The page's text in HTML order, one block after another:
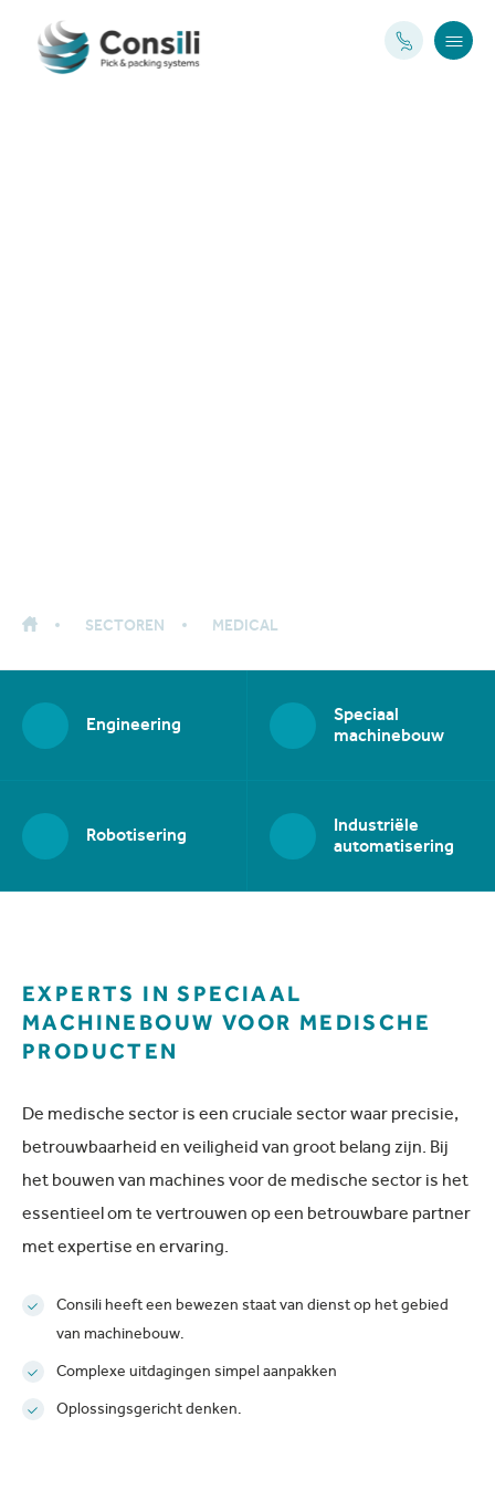
SECTOREN MEDICAL
EXPERTS IN SPECIAAL
MACHINEBOUW VOOR MEDISCHE
PRODUCTEN
De medische sector is een cruciale sector waar precisie,
betrouwbaarheid en veiligheid van groot belang zijn. Bij
het bouwen van machines voor de medische sector is het
essentieel om te vertrouwen op een betrouwbare partner
met expertise en ervaring.
Consili heeft een bewezen staat van dienst op het gebied
van machinebouw.
Complexe uitdagingen simpel aanpakken
Oplossingsgericht denken.
Engineering
Speciaal
machinebouw
Robotisering
Industriële
automatisering